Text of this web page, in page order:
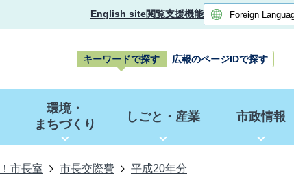
English site閲覧支援機能
キーワードで探す 広報のページIDで探す
ワ
ー
索
環境・
まちづくり
しごと・産業 市政情報
市長室 市長交際費 平成20年分